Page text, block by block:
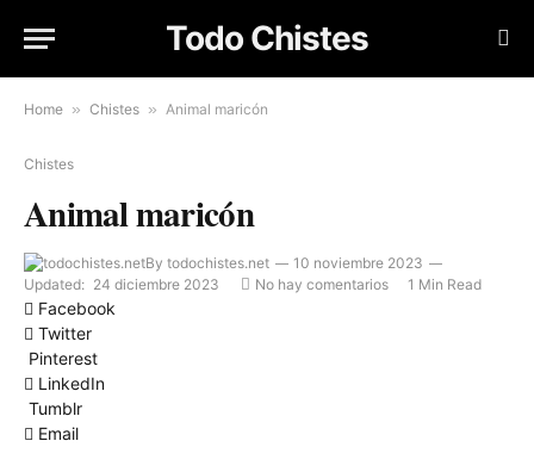
Todo Chistes
Home » Chistes » Animal maricón
Chistes
Animal maricón
By todochistes.net
10 noviembre 2023
Updated: 24 diciembre 2023 No hay comentarios 1 Min Read
Facebook
Twitter
Pinterest
LinkedIn
Tumblr
Email